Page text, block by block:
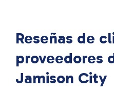
Reseñas de
proveedores
Jamison City